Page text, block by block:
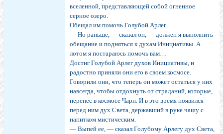
вселенной, представляющей собой огненное
серное озеро.
Обещал им помочь Голубой Арлег.
— Но раньше, — сказал он, — должен я выполнить
обещание и подняться к духам Инициативы. А
лотом я постараюсь помочь вам…
Достиг Голубой Арлег духов Инициативы, и
радостно приняли они его в своем космосе.
Говорили они, что теперь он может остаться у них
навсегда, чтобы отдохнуть от страданий, которые,
перенес в космосе Чарн. И в это время появился
перед ним дух Света, державший в руке чашу с
напитком мистическим.
— Выпей ее, — сказал Голубому Арлегу дух Света,